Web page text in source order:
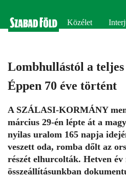
Közélet
Lombhullástól a
Éppen 70 éve történt
A SZÁLASI-KORMÁNY
március 29-én lépte át a
nyilas uralom 165 napja
veszett oda, romba dőlt az
részét elhurcolták. Hetven
összeállításunkban